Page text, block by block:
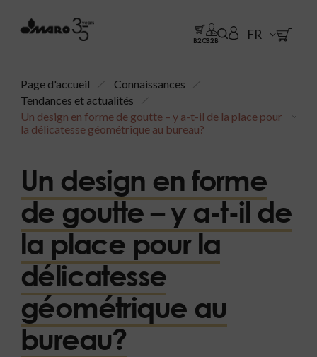
B2CB2B FR
Page d'accueil
Connaissances
Tendances et actualités
Un design en forme de goutte – y a-t-il de la place pour
la délicatesse géométrique au bureau?
Un design en forme
de goutte – y a-t-il de
la place pour la
délicatesse
géométrique au
bureau?